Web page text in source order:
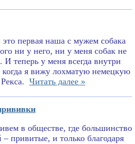
это первая наша с мужем собака
ни у него, ни у меня собак не
И теперь у меня всегда внутри
когда я вижу лохматую немецкую
Читать далее »
в обществе, где большинство
– привитые, и только благодаря